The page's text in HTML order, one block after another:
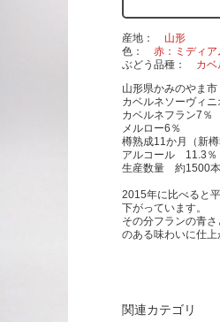
産地
山形
色
赤：ミディア
ぶどう品種
カベ
山形県かみのやま市
カベルネソーヴィニ
カベルネフラン7％
メルロー6％
樽熟成11か月（新樽
アルコール 11.3％
生産数量 約1500本
2015年に比べると
下がっています。
その分フランの青
のある味わいに仕上
関連カテゴリ